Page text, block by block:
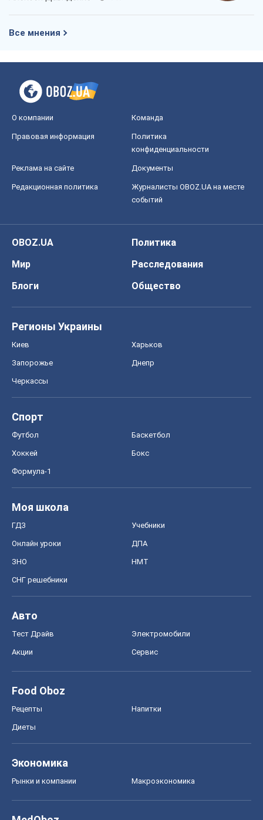
Все мнения
О компании Команда
Правовая информация
Политика
конфиденциальности
Реклама на сайте Документы
Редакционная политика
Журналисты OBOZ.UA на месте
событий
OBOZ.UA
Политика
Мир
Расследования
Блоги
Общество
Регионы Украины
Киев Харьков
Запорожье Днепр
Черкассы
Спорт
Футбол Баскетбол
Хоккей Бокс
Формула-1
Моя школа
ГДЗ Учебники
Онлайн уроки ДПА
ЗНО НМТ
СНГ решебники
Авто
Тест Драйв Электромобили
Акции Сервис
Food Oboz
Рецепты Напитки
Диеты
Экономика
Рынки и компании Mакроэкономика